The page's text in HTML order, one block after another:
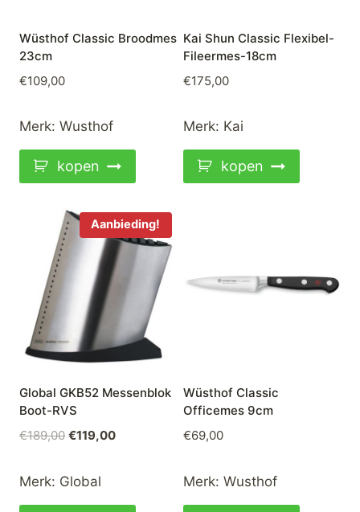
Wüsthof Classic Broodmes
23cm
€109,00
Merk: Wusthof
kopen
Kai Shun Classic Flexibel-
Fileermes-18cm
€175,00
Merk: Kai
kopen
Aanbieding!
Global GKB52 Messenblok
Boot-RVS
€189,00 Oorspronkelijke
was:
€119,00Huidige
Merk: Global
Wüsthof Classic
Officemes 9cm
€69,00
Merk: Wusthof